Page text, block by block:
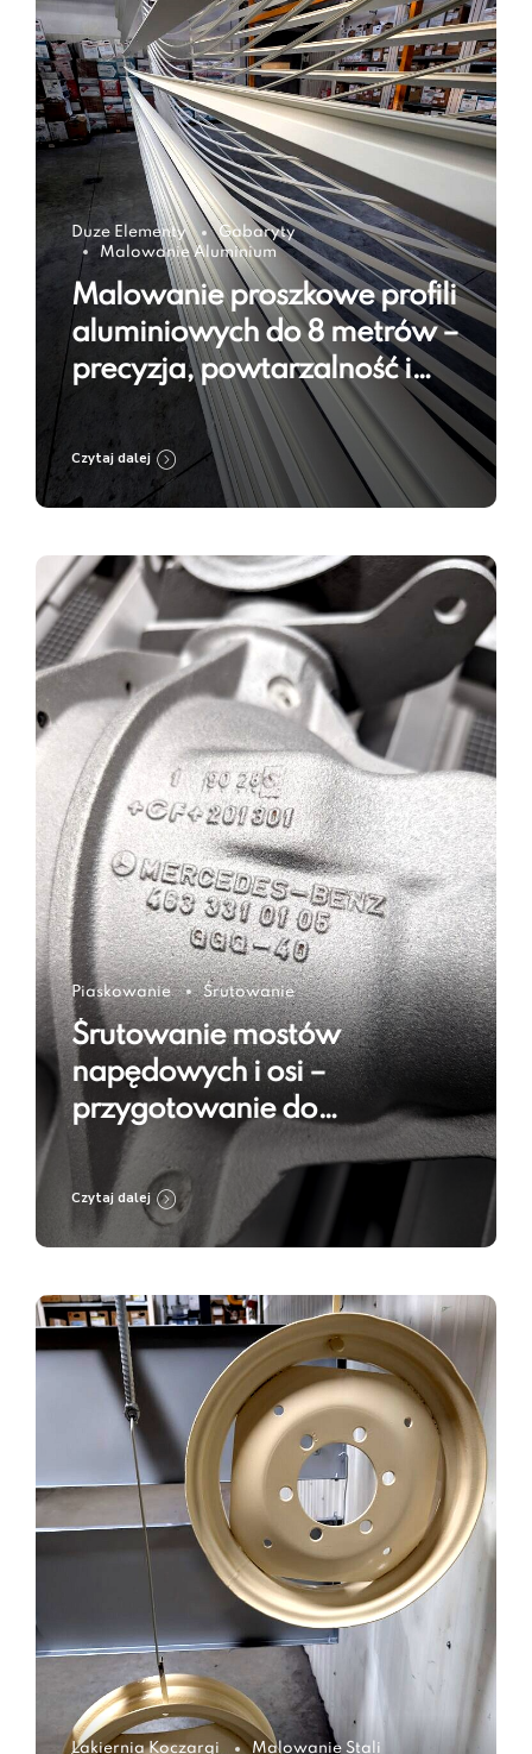
Duze Elementy
Gabaryty
Malowanie Aluminium
Malowanie proszkowe profili
aluminiowych do 8 metrów –
precyzja, powtarzalność i
trwałość powłoki
Czytaj dalej
Piaskowanie Śrutowanie
Śrutowanie mostów
napędowych i osi –
przygotowanie do
regeneracji i zabezpieczenia
Czytaj dalej
Lakiernia Koczargi Malowanie Stali